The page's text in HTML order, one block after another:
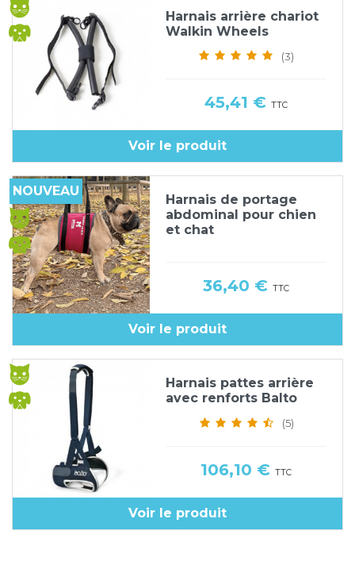
Harnais arrière chariot
Walkin Wheels
(3)
Prix
45,41 €TTC
Voir le produit
Harnais de portage
abdominal pour chien
et chat
Prix
36,40 €TTC
Voir le produit
NOUVEAU
Harnais pattes arrière
avec renforts Balto
(5)
Prix
106,10 €TTC
Voir le produit